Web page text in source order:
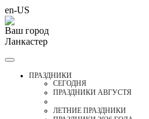
en-US
Ваш город
Ланкастер
ПРАЗДНИКИ
CЕГОДНЯ
ПРАЗДНИКИ АВГУСТЯ
ЛЕТНИЕ ПРАЗДНИКИ